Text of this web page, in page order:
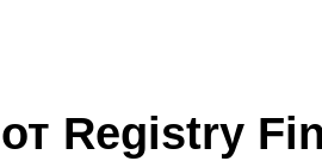
Registry